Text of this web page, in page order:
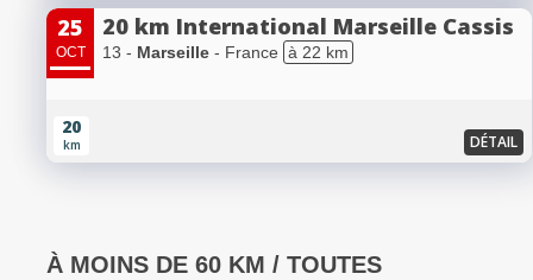
25
OCT
20 km International Marseille Cassis
13 - Marseille - France à 22 km
20
km DÉTAIL
À MOINS DE 60 KM / TOUTES